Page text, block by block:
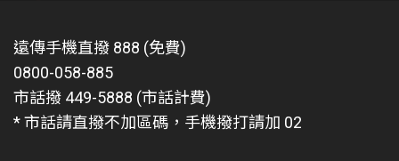
遠傳手機直撥 888 (免費)
0800-058-885
市話撥 449-5888 (市話計費)
* 市話請直撥不加區碼，手機撥打請加 02